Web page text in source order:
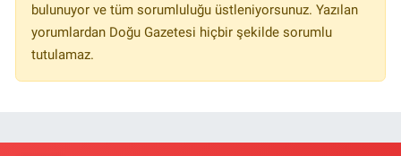
bulunuyor ve tüm sorumluluğu üstleniyorsunuz. Yazılan
yorumlardan Doğu Gazetesi hiçbir şekilde sorumlu
tutulamaz.